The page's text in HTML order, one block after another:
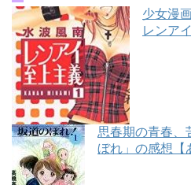
少女漫
レンア
思春期の青春、
ぼれ」の感想【